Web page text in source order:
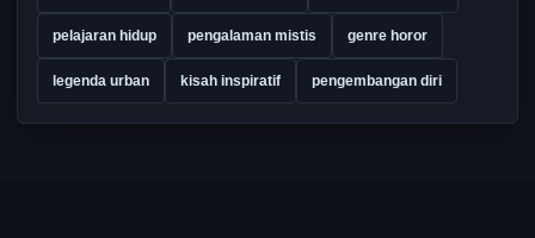
pelajaran hidup pengalaman mistis genre horor
legenda urban kisah inspiratif pengembangan diri